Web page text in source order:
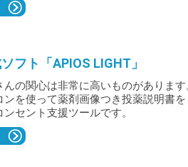
フト「APIOS LIGHT」
んの関心は非常に高いものがあります
ンを使って薬剤画像つき投薬説明書
セント支援ツールです。